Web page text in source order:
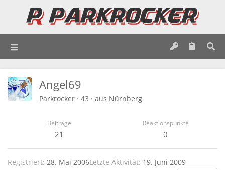
Angel69
Parkrocker · 43 · aus Nürnberg
Beiträge
21
Reaktionspunkte
0
Registriert 28. Mai 2006Letzte Aktivität 19. Juni 2009